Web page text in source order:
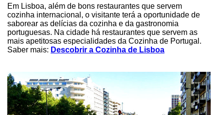
Em Lisboa, além de bons restaurantes que servem
cozinha internacional, o visitante terá a oportunidade de
saborear as delícias da cozinha e da gastronomia
portuguesas. Na cidade há restaurantes que servem as
mais apetitosas especialidades da Cozinha de Portugal.
Saber mais: Descobrir a Cozinha de Lisboa